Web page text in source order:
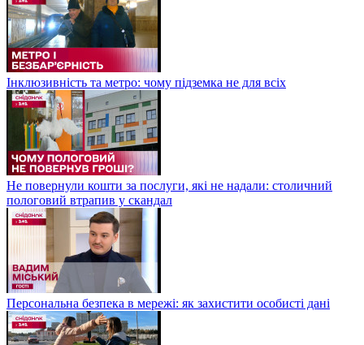
Інклюзивність та метро: чому підземка не для всіх
Не повернули кошти за послуги, які не надали: столичний
пологовий втрапив у скандал
Персональна безпека в мережі: як захистити особисті дані